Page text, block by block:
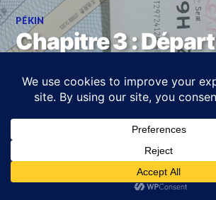
PÉKIN
Chapitre 3 : Départ
SÉBASTIEN